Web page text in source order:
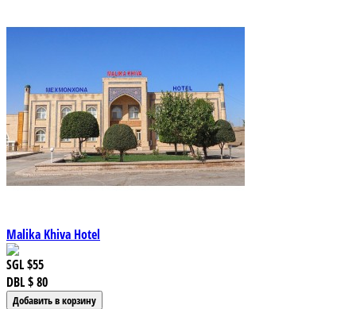
Malika Khiva Hotel
SGL$55
DBL$ 80